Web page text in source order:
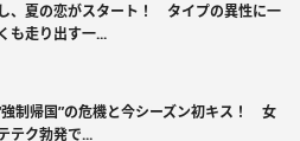
、夏の恋がスタート！ タイプの異性に一
走り出す一...
強制帰国”の危機と今シーズン初キス！ 女
テク勃発で...